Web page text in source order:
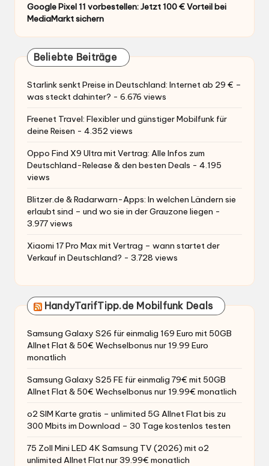
Google Pixel 11 vorbestellen: Jetzt 100 € Vorteil bei
MediaMarkt sichern
Beliebte Beiträge
Starlink senkt Preise in Deutschland: Internet ab 29 € –
was steckt dahinter? - 6.676 views
Freenet Travel: Flexibler und günstiger Mobilfunk für
deine Reisen - 4.352 views
Oppo Find X9 Ultra mit Vertrag: Alle Infos zum
Deutschland-Release & den besten Deals - 4.195
views
Blitzer.de & Radarwarn-Apps: In welchen Ländern sie
erlaubt sind – und wo sie in der Grauzone liegen -
3.977 views
Xiaomi 17 Pro Max mit Vertrag – wann startet der
Verkauf in Deutschland? - 3.728 views
HandyTarifTipp.de Mobilfunk Deals
Samsung Galaxy S26 für einmalig 169 Euro mit 50GB
Allnet Flat & 50€ Wechselbonus nur 19.99 Euro
monatlich
Samsung Galaxy S25 FE für einmalig 79€ mit 50GB
Allnet Flat & 50€ Wechselbonus nur 19.99€ monatlich
o2 SIM Karte gratis – unlimited 5G Allnet Flat bis zu
300 Mbits im Download – 30 Tage kostenlos testen
75 Zoll Mini LED 4K Samsung TV (2026) mit o2
unlimited Allnet Flat nur 39.99€ monatlich